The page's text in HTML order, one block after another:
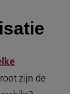
zijn de